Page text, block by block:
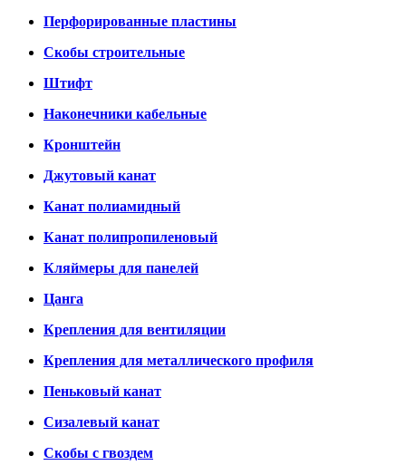
Перфорированные пластины
Скобы строительные
Штифт
Наконечники кабельные
Кронштейн
Джутовый канат
Канат полиамидный
Канат полипропиленовый
Кляймеры для панелей
Цанга
Крепления для вентиляции
Крепления для металлического профиля
Пеньковый канат
Сизалевый канат
Скобы с гвоздем